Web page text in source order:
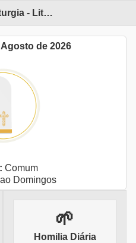
Sagrada Liturgia - Liturgia Diária
de 2026
Comum
Domingos
🌱
Homilia Diária